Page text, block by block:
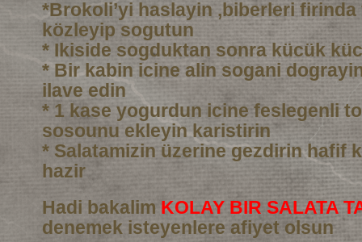
*Brokoli’yi haslayin ,biberleri firinda
közleyip sogutun
* Ikiside sogduktan sonra kücük
* Bir kabin icine alin sogani
ilave edin
* 1 kase yogurdun icine feslegenli
sosounu ekleyin karistirin
* Salatamizin üzerine gezdirin hafif
hazir
Hadi bakalim KOLAY BIR SALATA
denemek isteyenlere afiyet olsun